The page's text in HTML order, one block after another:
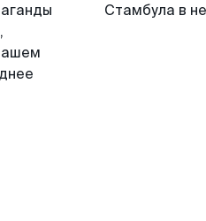
Стамбула в